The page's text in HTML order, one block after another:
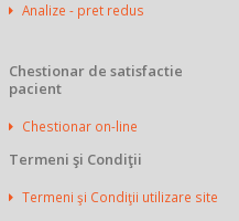
Analize - pret redus
Chestionar de satisfactie
pacient
Chestionar on-line
Termeni şi Condiţii
Termeni şi Condiţii utilizare site